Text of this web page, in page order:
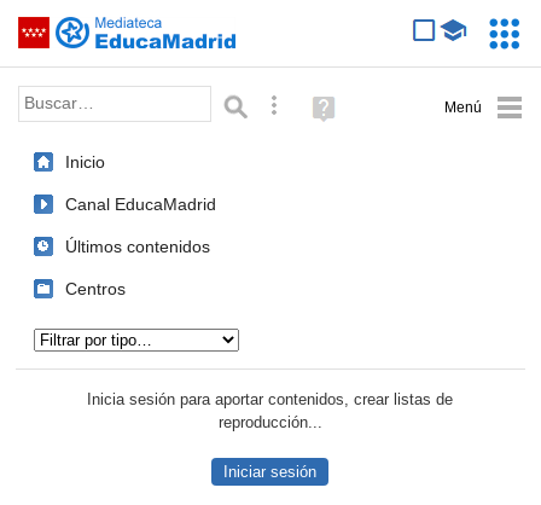
Saltar navegación
Palabra o frase: Búsqueda avanzada
Ayuda
(en
Inicio
Canal EducaMadrid
Últimos contenidos
Centros
Inicia sesión para aportar contenidos, crear listas de
reproducción...
Iniciar sesión